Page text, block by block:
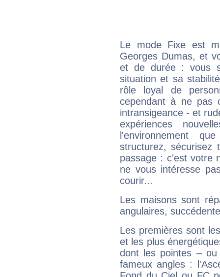
Le mode Fixe est
Georges Dumas, et
et de durée : vous
situation et sa
rôle loyal de
cependant à ne pas
intransigeance - et
expériences
l'environnement
structurez, sécurisez
passage : c'est votre
ne vous intéresse
courir...
Les maisons sont
angulaires,
Les premières sont
et les plus
dont les pointes –
fameux angles :